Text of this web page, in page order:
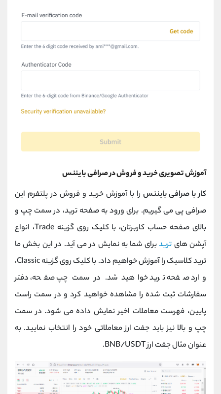
آموزش تصویری خرید و فروش در صرافی بایننس
کار با صرافی بایننس را با آموزش خرید و فروش در پلتفرم این
صرافی پی می گیریم. برای ورود به صفحه ترید، در سمت چپ و
بالای صفحه حساب کاربرتان، با کلیک روی گزینه Trade، انواع
آپشن های تریدبرای شما به نمایش در می آید. در این بخش ما
ترید کلاسیک را آموزش خواهیم داد. با کلیک روی گزینه Classic،
وارد صفحه ترید خواهید شد. در سمت چپ صفحه، دفتر
سفارشات ثبت شده را مشاهده خواهید کرد و در سمت راست
پایین، فهرست معاملات اخیر نمایش داده می شود. در سمت
چپ و بالا نیز باید جفت ارز معاملاتی خود را انتخاب نمایید. به
عنوان مثال جفت ارز BNB/USDT.